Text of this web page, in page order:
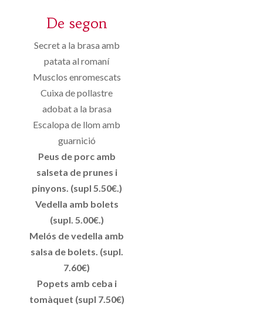
De segon
Secret a la brasa amb
patata al romaní
Musclos enromescats
Cuixa de pollastre
adobat a la brasa
Escalopa de llom amb
guarnició
Peus de porc amb
salseta de prunes i
pinyons. (supl 5.50€.)
Vedella amb bolets
(supl. 5.00€.)
Melós de vedella amb
salsa de bolets. (supl.
7.60€)
Popets amb ceba i
tomàquet (supl 7.50€)